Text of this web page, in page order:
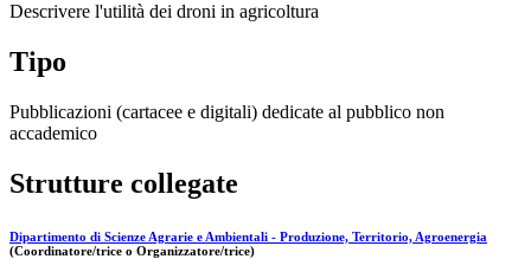
Descrivere l'utilità dei droni in agricoltura
Tipo
Pubblicazioni (cartacee e digitali) dedicate al pubblico non
accademico
Strutture collegate
Dipartimento di Scienze Agrarie e Ambientali - Produzione, Territorio, Agroenergia
(Coordinatore/trice o Organizzatore/trice)